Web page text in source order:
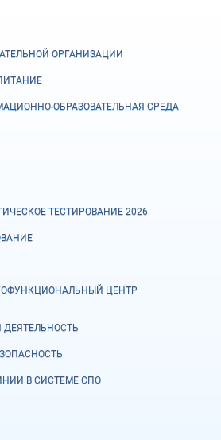
ОРГАНИЗАЦИИ
ОБРАЗОВАТЕЛЬНАЯ СРЕДА
ТЕСТИРОВАНИЕ 2026
ЦЕНТР
В СИСТЕМЕ СПО